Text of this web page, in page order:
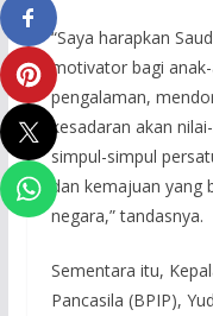
“Saya harapkan
motivator bagi
pengalaman,
kesadaran akan
simpul-simpul
dan kemajuan yang
negara,” tandasnya.
Sementara itu,
Pancasila (BPIP),